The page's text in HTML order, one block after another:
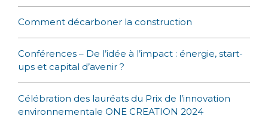
Comment décarboner la construction
Conférences – De l’idée à l’impact : énergie, start-
ups et capital d’avenir ?
Célébration des lauréats du Prix de l’innovation
environnementale ONE CREATION 2024